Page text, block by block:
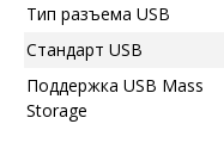
Тип разъема USB
Стандарт USB
Поддержка USB Mass
Storage